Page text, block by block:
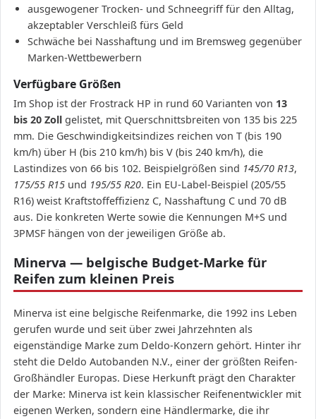
ausgewogener Trocken- und Schneegriff für den Alltag,
akzeptabler Verschleiß fürs Geld
Schwäche bei Nasshaftung und im Bremsweg gegenüber
Marken-Wettbewerbern
Verfügbare Größen
Im Shop ist der Frostrack HP in rund 60 Varianten von 13
bis 20 Zoll gelistet, mit Querschnittsbreiten von 135 bis 225
mm. Die Geschwindigkeitsindizes reichen von T (bis 190
km/h) über H (bis 210 km/h) bis V (bis 240 km/h), die
Lastindizes von 66 bis 102. Beispielgrößen sind 145/70 R13,
175/55 R15 und 195/55 R20. Ein EU-Label-Beispiel (205/55
R16) weist Kraftstoffeffizienz C, Nasshaftung C und 70 dB
aus. Die konkreten Werte sowie die Kennungen M+S und
3PMSF hängen von der jeweiligen Größe ab.
Minerva — belgische Budget-Marke für
Reifen zum kleinen Preis
Minerva ist eine belgische Reifenmarke, die 1992 ins Leben
gerufen wurde und seit über zwei Jahrzehnten als
eigenständige Marke zum Deldo-Konzern gehört. Hinter ihr
steht die Deldo Autobanden N.V., einer der größten Reifen-
Großhändler Europas. Diese Herkunft prägt den Charakter
der Marke: Minerva ist kein klassischer Reifenentwickler mit
eigenen Werken, sondern eine Händlermarke, die ihr